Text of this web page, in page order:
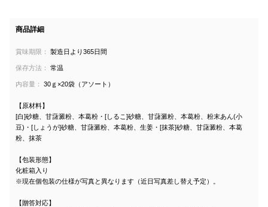
商品詳細
賞味期限： 製造日より365日間
保存方法： 常温
内容量： 30ｇ×20袋（アソート）
【原材料】
[白]砂糖、甘藷澱粉、本葛粉・[しるこ]砂糖、甘藷澱粉、本葛粉、粉末あん(小
豆)・[しょうが]砂糖、甘藷澱粉、本葛粉、生姜・[抹茶]砂糖、甘藷澱粉、本葛
粉、抹茶
【包装形態】
化粧箱入り
※現在個包装の仕様が写真と異なります（近日写真差し替え予定）。
【贈答対応】